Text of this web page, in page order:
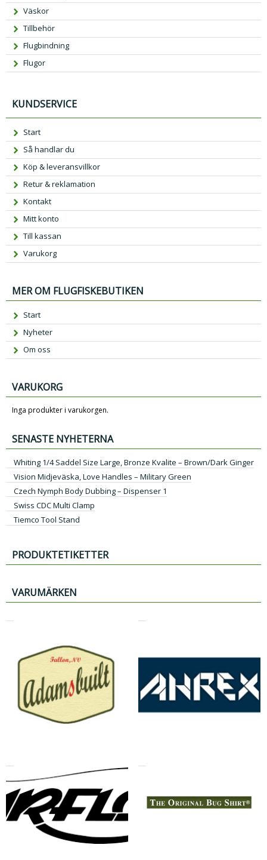
Väskor
Tillbehör
Flugbindning
Flugor
KUNDSERVICE
Start
Så handlar du
Köp & leveransvillkor
Retur & reklamation
Kontakt
Mitt konto
Till kassan
Varukorg
MER OM FLUGFISKEBUTIKEN
Start
Nyheter
Om oss
VARUKORG
Inga produkter i varukorgen.
SENASTE NYHETERNA
Whiting 1/4 Saddel Size Large, Bronze Kvalite – Brown/Dark Ginger
Vision Midjeväska, Love Handles – Military Green
Czech Nymph Body Dubbing – Dispenser 1
Swiss CDC Multi Clamp
Tiemco Tool Stand
PRODUKTETIKETTER
VARUMÄRKEN